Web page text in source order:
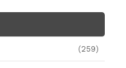
(259)